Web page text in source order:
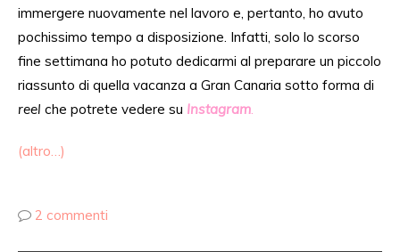
immergere nuovamente nel lavoro e, pertanto, ho avuto
pochissimo tempo a disposizione. Infatti, solo lo scorso
fine settimana ho potuto dedicarmi al preparare un piccolo
riassunto di quella vacanza a Gran Canaria sotto forma di
reel che potrete vedere su Instagram
(altro…)
2 commenti